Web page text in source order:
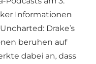
Informationen
Drake’s
beruhen auf
dabei an, dass